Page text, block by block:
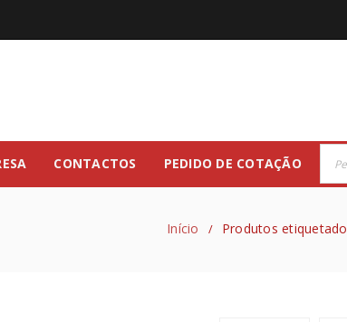
CONTACTOS PEDIDO DE COTAÇÃO
Início / Produtos